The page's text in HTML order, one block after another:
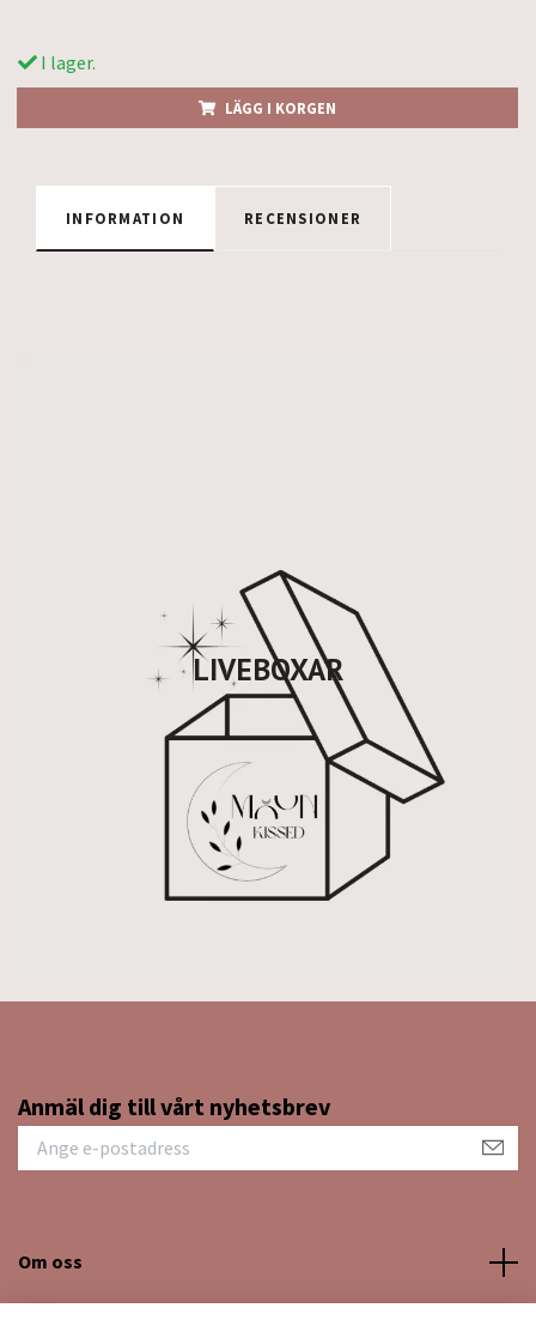
LIVEBOXAR
I lager.
LÄGG I KORGEN
INFORMATION RECENSIONER
Anmäl dig till vårt nyhetsbrev
Om oss